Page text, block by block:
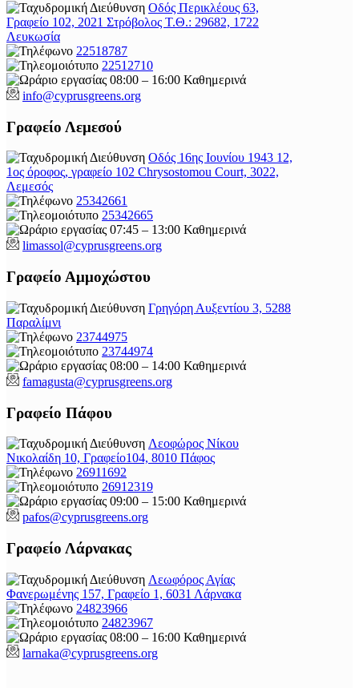
Οδός Περικλέους 63,
Γραφείο 102, 2021 Στρόβολος Τ.Θ.: 29682, 1722
Λευκωσία
22518787
22512710
08:00 – 16:00 Καθημερινά
info@cyprusgreens.org
Γραφείο Λεμεσού
Οδός 16ης Ιουνίου 1943 12,
1ος όροφος, γραφείο 102 Chrysostomou Court, 3022,
Λεμεσός
25342661
25342665
07:45 – 13:00 Καθημερινά
limassol@cyprusgreens.org
Γραφείο Αμμοχώστου
Γρηγόρη Αυξεντίου 3, 5288
Παραλίμνι
23744975
23744974
08:00 – 14:00 Καθημερινά
famagusta@cyprusgreens.org
Γραφείο Πάφου
Λεοφώρος Νίκου
Νικολαίδη 10, Γραφείο104, 8010 Πάφος
26911692
26912319
09:00 – 15:00 Καθημερινά
pafos@cyprusgreens.org
Γραφείο Λάρνακας
Λεωφόρος Αγίας
Φανερωμένης 157, Γραφείο 1, 6031 Λάρνακα
24823966
24823967
08:00 – 16:00 Καθημερινά
larnaka@cyprusgreens.org